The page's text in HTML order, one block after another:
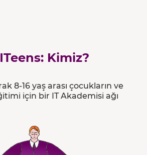
Kimiz?
8-16 yaş arası çocukların ve
için bir IT Akademisi ağı